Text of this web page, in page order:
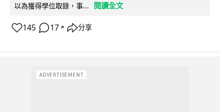
以為獲得學位取錄，事...
閱讀全文
145 17 ↗ 分享
ADVERTISEMENT